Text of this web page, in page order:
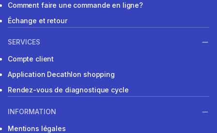
Comment faire une commande en ligne?
Échange et retour
SERVICES
Compte client
Application Decathlon shopping
Rendez-vous de diagnostique cycle
INFORMATION
Mentions légales